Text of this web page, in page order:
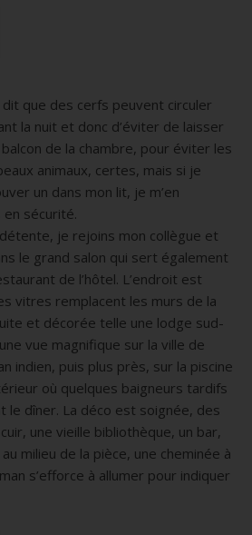
dit que des cerfs peuvent circuler
la nuit et donc d’éviter de laisser
de la chambre, pour éviter les
animaux, certes, mais si je
un dans mon lit, je m’en
en sécurité.
je rejoins mon collègue et
le grand salon qui sert également
de l’hôtel. L’endroit est
vitres remplacent les murs de la
et décorée telle une lodge sud-
vue magnifique sur la ville de
indien, puis plus près, sur la piscine
où quelques baigneurs tardifs
le dîner. La déco est soignée, des
une vieille bibliothèque, un bar,
milieu de la pièce, une cheminée à
s’efforce à allumer pour indiquer